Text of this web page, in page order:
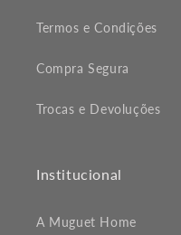
Termos e Condições
Compra Segura
Trocas e Devoluções
Institucional
A Muguet Home